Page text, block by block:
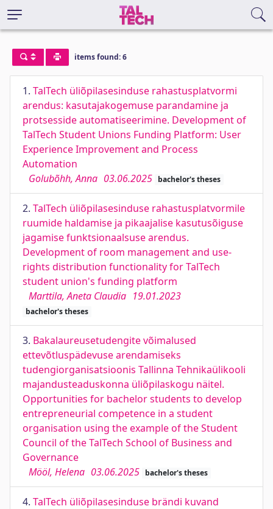
items found: 6
1. TalTech üliõpilasesinduse rahastusplatvormi
arendus: kasutajakogemuse parandamine ja
protsesside automatiseerimine. Development of
TalTech Student Unions Funding Platform: User
Experience Improvement and Process
Automation
Golubõhh, Anna 03.06.2025 bachelor's theses
2. TalTech üliõpilasesinduse rahastusplatvormile
ruumide haldamise ja pikaajalise kasutusõiguse
jagamise funktsionaalsuse arendus.
Development of room management and use-
rights distribution functionality for TalTech
student union's funding platform
Marttila, Aneta Claudia 19.01.2023
bachelor's theses
3. Bakalaureusetudengite võimalused
ettevõtluspädevuse arendamiseks
tudengiorganisatsioonis Tallinna Tehnikaülikooli
majandusteaduskonna üliõpilaskogu näitel.
Opportunities for bachelor students to develop
entrepreneurial competence in a student
organisation using the example of the Student
Council of the TalTech School of Business and
Governance
Mööl, Helena 03.06.2025 bachelor's theses
4. TalTech üliõpilasesinduse brändi kuvand